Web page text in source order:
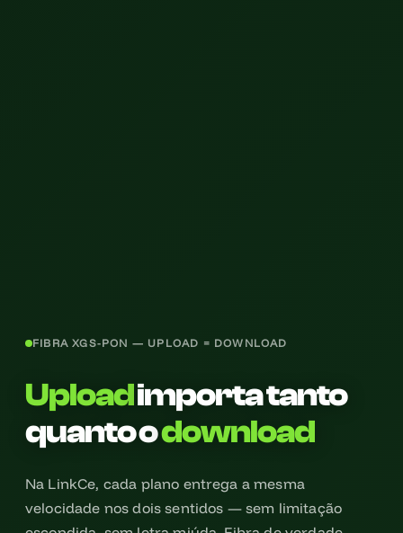
FIBRA XGS-PON — UPLOAD = DOWNLOAD
Uploadimporta tanto
quanto odownload
Na LinkCe, cada plano entrega a mesma
velocidade nos dois sentidos — sem limitação